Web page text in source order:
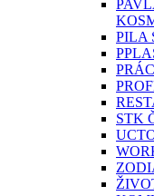
PILA
STK